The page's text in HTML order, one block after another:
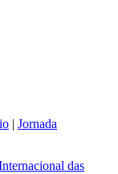
| Jornada
das